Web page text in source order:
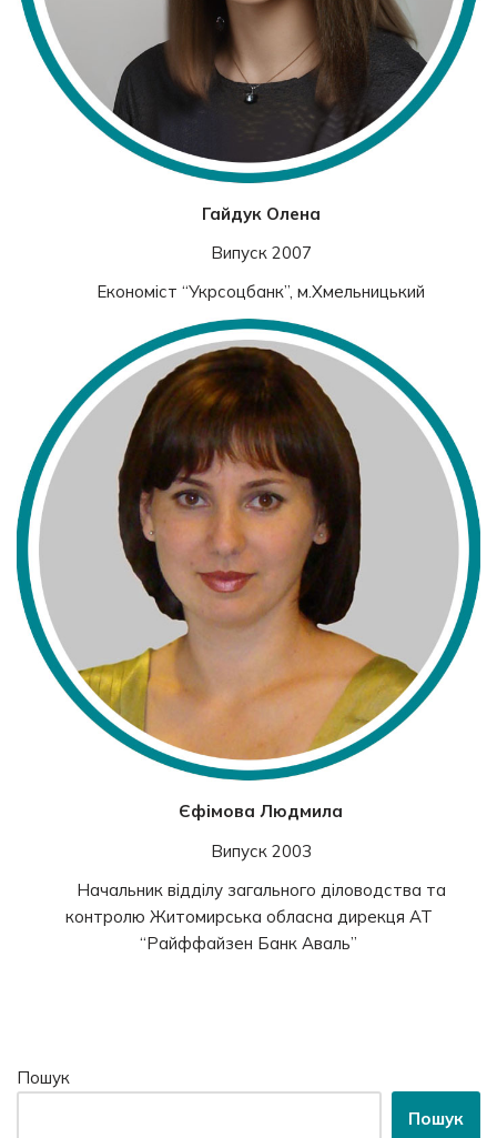
Гайдук Олена
Випуск 2007
Економіст “Укрсоцбанк”, м.Хмельницький
Єфімова Людмила
Випуск 2003
Начальник відділу загального діловодства та
контролю Житомирська обласна дирекця АТ
“Райффайзен Банк Аваль”
Пошук
Пошук